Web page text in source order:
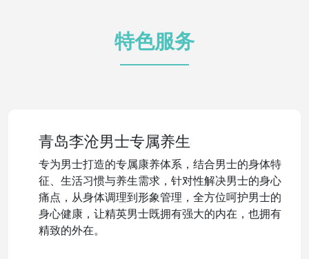
特色服务
青岛李沧男士专属养生
专为男士打造的专属康养体系，结合男士的身体特
征、生活习惯与养生需求，针对性解决男士的身心
痛点，从身体调理到形象管理，全方位呵护男士的
身心健康，让精英男士既拥有强大的内在，也拥有
精致的外在。